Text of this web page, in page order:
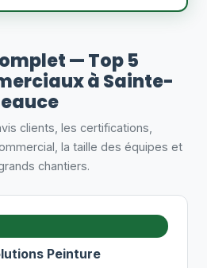
— Top 5
à Sainte-
clients, les certifications,
la taille des équipes et
chantiers.
Peinture